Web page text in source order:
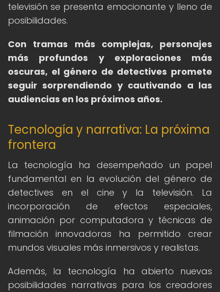
televisión se presenta emocionante y lleno de
posibilidades.
Con tramas más complejas, personajes
más profundos y exploraciones más
oscuras, el género de detectives promete
seguir sorprendiendo y cautivando a las
audiencias en los próximos años.
Tecnología y narrativa: La próxima
frontera
La tecnología ha desempeñado un papel
fundamental en la evolución del género de
detectives en el cine y la televisión. La
incorporación de efectos especiales,
animación por computadora y técnicas de
filmación innovadoras ha permitido crear
mundos visuales más inmersivos y realistas.
Además, la tecnología ha abierto nuevas
posibilidades narrativas para los creadores